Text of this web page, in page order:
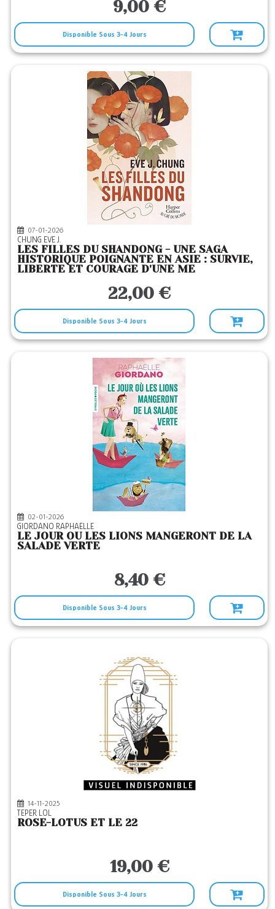
9,00 €
Disponible Sous 3-4 Jours
07-01-2026
CHUNG EVE J.
LES FILLES DU SHANDONG - UNE SAGA
HISTORIQUE POIGNANTE EN ASIE : SURVIE,
LIBERTE ET COURAGE D'UNE ME
22,00 €
Disponible Sous 3-4 Jours
02-01-2026
GIORDANO RAPHAELLE
LE JOUR OU LES LIONS MANGERONT DE LA
SALADE VERTE
8,40 €
Disponible Sous 3-4 Jours
14-11-2025
TEPER LOL
ROSE-LOTUS ET LE 22
19,00 €
Disponible Sous 3-4 Jours